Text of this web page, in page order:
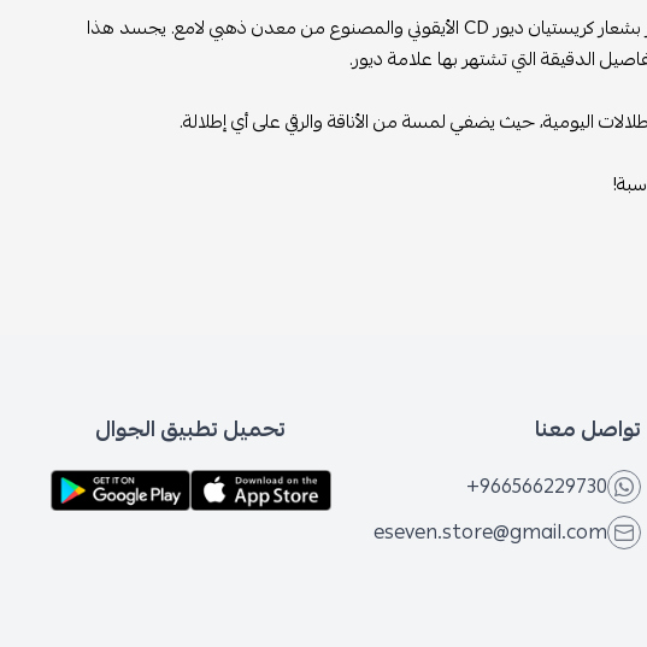
أضف لمسة من الفخامة والأناقة إلى إطلالتك مع خاتم ديور نسائي المميز بشعار كريستيان ديور CD الأيقوني والمصنوع من معدن ذهبي لامع. يجسد هذا
الدقيقة التي تشتهر بها علامة ديور.
اليومية، حيث يضفي لمسة من الأناقة والرقي على أي إطلالة.
تواصل معنا
+966566229730
eseven.store@gmail.com
تحميل تطبيق الجوال